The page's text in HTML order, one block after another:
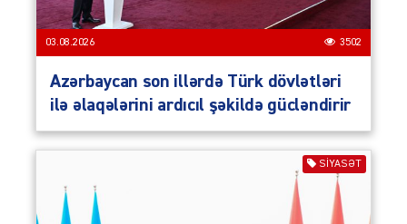
03.08.2026 3502
Azərbaycan son illərdə Türk dövlətləri
ilə əlaqələrini ardıcıl şəkildə gücləndirir
SIYASƏT